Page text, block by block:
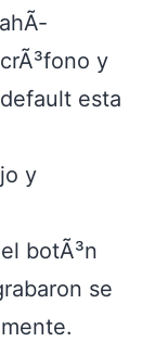
y
esta
y
botÃ³n
se